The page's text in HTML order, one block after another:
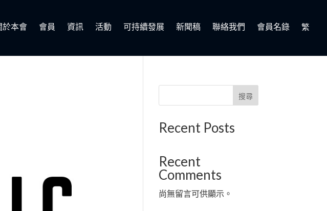
於本會 會員 資訊 活動 可持續發展 新聞稿 聯絡我們 會員名錄 繁
搜尋
Recent Posts
Recent
Comments
尚無留言可供顯示。